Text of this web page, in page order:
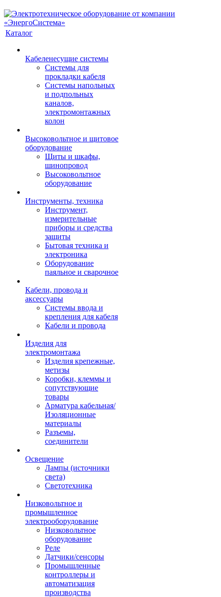
Каталог
Кабеленесущие системы
Системы для
прокладки кабеля
Системы напольных
и подпольных
каналов,
электромонтажных
колон
Высоковольтное и щитовое
оборудование
Щиты и шкафы,
шинопровод
Высоковольтное
оборудование
Инструменты, техника
Инструмент,
измерительные
приборы и средства
защиты
Бытовая техника и
электроника
Оборудование
паяльное и сварочное
Кабели, провода и
аксессуары
Системы ввода и
крепления для кабеля
Кабели и провода
Изделия для
электромонтажа
Изделия крепежные,
метизы
Коробки, клеммы и
сопутствующие
товары
Арматура кабельная/
Изоляционные
материалы
Разъемы,
соединители
Освещение
Лампы (источники
света)
Светотехника
Низковольтное и
промышленное
электрооборудование
Низковольтное
оборудование
Реле
Датчики/сенсоры
Промышленные
контроллеры и
автоматизация
производства